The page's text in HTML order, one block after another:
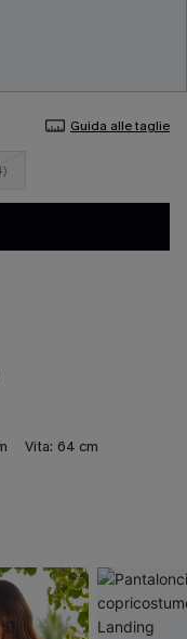
Guida alle taglie
Vita: 64 cm